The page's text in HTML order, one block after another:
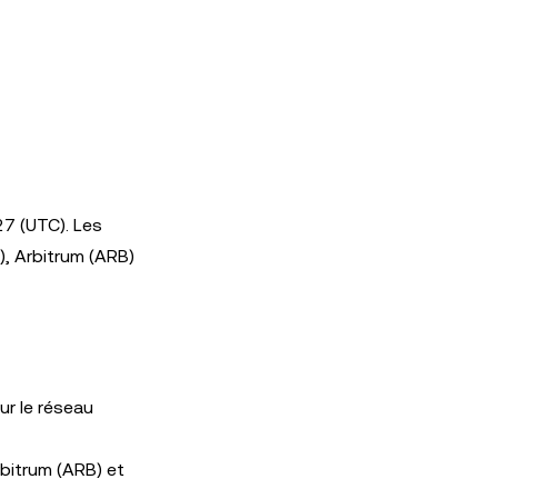
(UTC). Les
Arbitrum (ARB)
le réseau
(ARB) et